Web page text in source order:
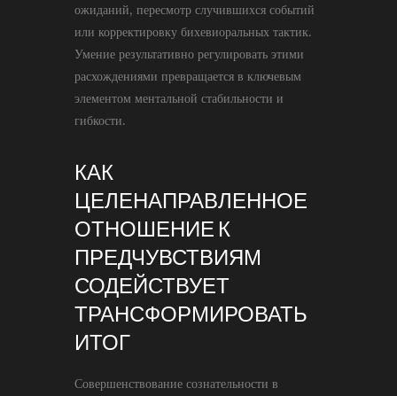
ожиданий, пересмотр случившихся событий
или корректировку бихевиоральных тактик.
Умение результативно регулировать этими
расхождениями превращается в ключевым
элементом ментальной стабильности и
гибкости.
КАК
ЦЕЛЕНАПРАВЛЕННОЕ
ОТНОШЕНИЕ К
ПРЕДЧУВСТВИЯМ
СОДЕЙСТВУЕТ
ТРАНСФОРМИРОВАТЬ
ИТОГ
Совершенствование сознательности в